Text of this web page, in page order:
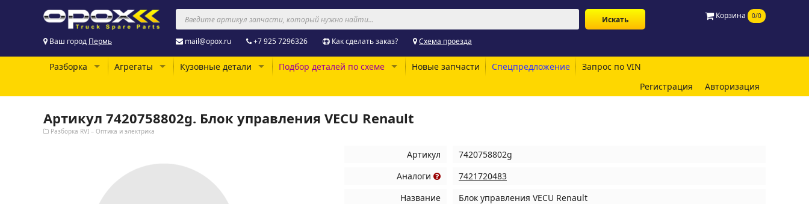
Корзина 0/0
Ваш город Пермь mail@opox.ru +7 925 7296326 Как сделать заказ? Схема проезда
Разборка Агрегаты Кузовные детали Подбор деталей по схеме Новые запчасти Спецпредложение
Запрос по VIN
Регистрация
Авторизация
Артикул 7420758802g. Блок управления VECU Renault
Разборка RVI – Оптика и электрика
Артикул
7420758802g
Аналоги
7421720483
Название
Блок управления VECU Renault